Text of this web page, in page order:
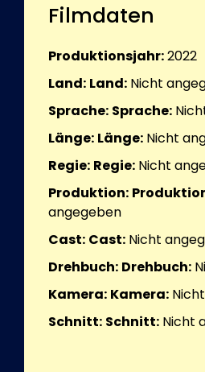
Filmdaten
Produktionsjahr:2022
Land: Land: Nicht
Sprache: Sprache:
Länge: Länge: Nicht
Regie: Regie: Nicht
Produktion:
angegeben
Cast: Cast: Nicht
Drehbuch: Drehbuch:
Kamera: Kamera:
Schnitt: Schnitt: Nicht